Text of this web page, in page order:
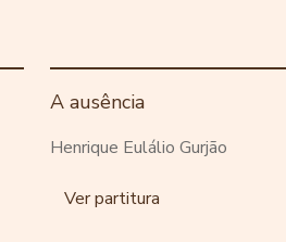
A ausência
Henrique Eulálio Gurjão
Ver partitura